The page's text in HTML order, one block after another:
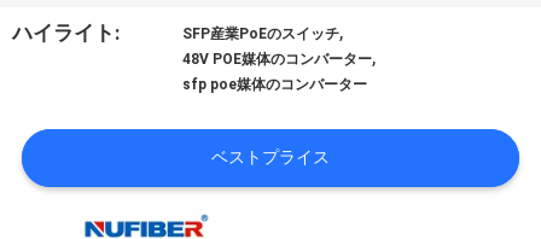
工
行
ハイライト: SFP産業PoEのスイッチ,
48V POE媒体のコンバーター,
sfp poe媒体のコンバーター
ベストプライス